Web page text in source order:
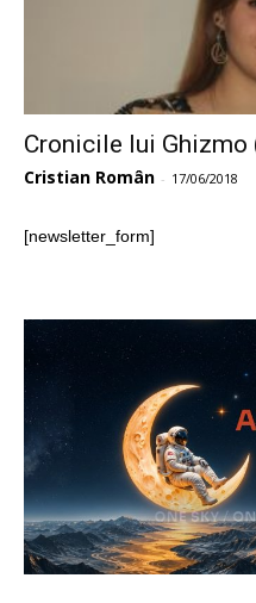
Cronicile lui Ghizmo
Cristian Român - 17/06/2018
[newsletter_form]